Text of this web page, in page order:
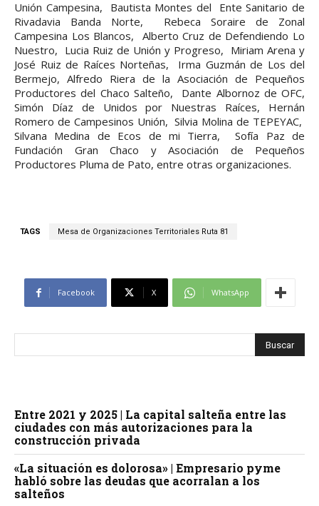
Unión Campesina, Bautista Montes del Ente Sanitario de
Rivadavia Banda Norte, Rebeca Soraire de Zonal
Campesina Los Blancos, Alberto Cruz de Defendiendo Lo
Nuestro, Lucia Ruiz de Unión y Progreso, Miriam Arena y
José Ruiz de Raíces Norteñas, Irma Guzmán de Los del
Bermejo, Alfredo Riera de la Asociación de Pequeños
Productores del Chaco Salteño, Dante Albornoz de OFC,
Simón Díaz de Unidos por Nuestras Raíces, Hernán
Romero de Campesinos Unión, Silvia Molina de TEPEYAC,
Silvana Medina de Ecos de mi Tierra, Sofía Paz de
Fundación Gran Chaco y Asociación de Pequeños
Productores Pluma de Pato, entre otras organizaciones.
TAGS Mesa de Organizaciones Territoriales Ruta 81
Facebook X WhatsApp
Entre 2021 y 2025 | La capital salteña entre las
ciudades con más autorizaciones para la
construcción privada
«La situación es dolorosa» | Empresario pyme
habló sobre las deudas que acorralan a los
salteños